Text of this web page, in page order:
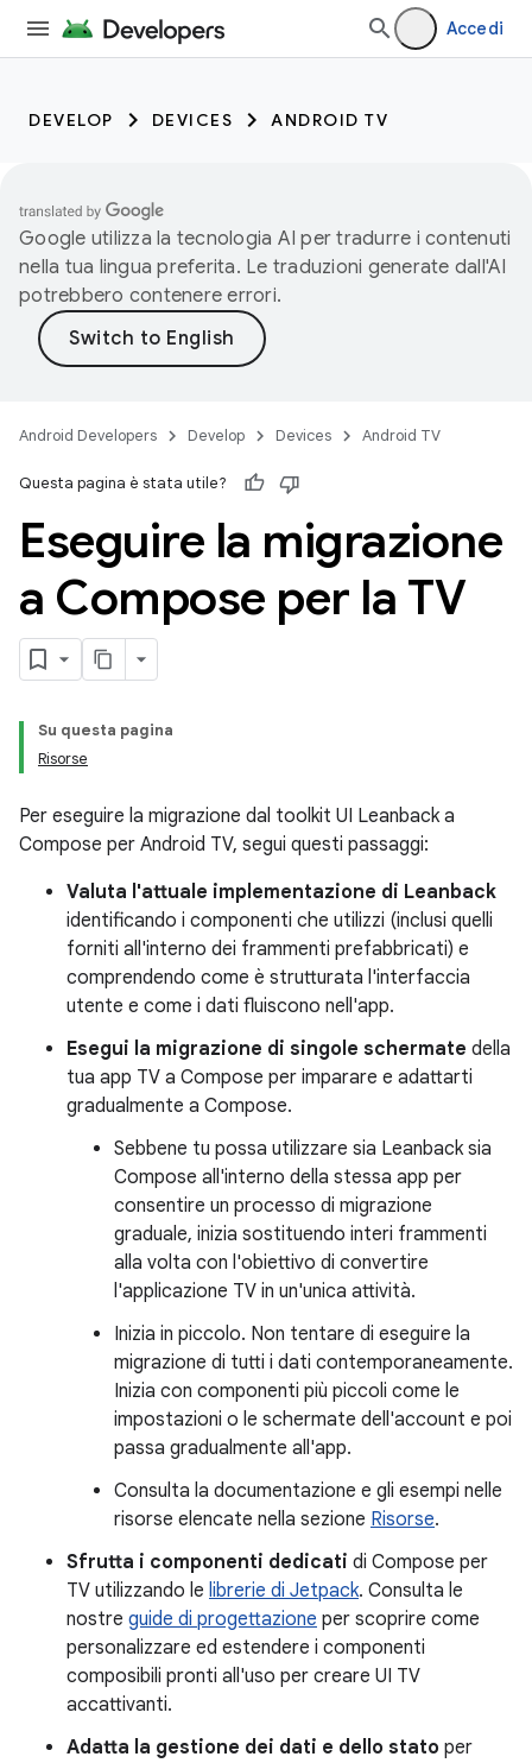
Accedi
DEVELOP DEVICES ANDROID TV
Google utilizza la tecnologia AI per tradurre i contenuti
nella tua lingua preferita. Le traduzioni generate dall'AI
potrebbero contenere errori.
Android Developers Develop Devices Android TV
Questa pagina è stata utile?
Eseguire la migrazione
a Compose per la TV
Su questa pagina
Risorse
Per eseguire la migrazione dal toolkit UI Leanback a
Compose per Android TV, segui questi passaggi:
Valuta l'attuale implementazione di Leanback
identificando i componenti che utilizzi (inclusi quelli
forniti all'interno dei frammenti prefabbricati) e
comprendendo come è strutturata l'interfaccia
utente e come i dati fluiscono nell'app.
Esegui la migrazione di singole schermate della
tua app TV a Compose per imparare e adattarti
gradualmente a Compose.
Sebbene tu possa utilizzare sia Leanback sia
Compose all'interno della stessa app per
consentire un processo di migrazione
graduale, inizia sostituendo interi frammenti
alla volta con l'obiettivo di convertire
l'applicazione TV in un'unica attività.
Inizia in piccolo. Non tentare di eseguire la
migrazione di tutti i dati contemporaneamente.
Inizia con componenti più piccoli come le
impostazioni o le schermate dell'account e poi
passa gradualmente all'app.
Consulta la documentazione e gli esempi nelle
risorse elencate nella sezione Risorse.
Sfrutta i componenti dedicati di Compose per
TV utilizzando le librerie di Jetpack. Consulta le
nostre guide di progettazione per scoprire come
personalizzare ed estendere i componenti
composibili pronti all'uso per creare UI TV
accattivanti.
Adatta la gestione dei dati e dello stato per